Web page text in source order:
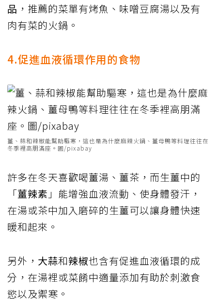
品 ，推薦的菜單有烤魚、味噌豆腐湯以及有
肉有菜的火鍋。
4.促進血液循環作用的食物
薑、蒜和辣椒能幫助驅寒，這也是為什麼麻辣火鍋、薑母鴨等料理往往在
冬季裡高朋滿座。圖/pixabay
許多在冬天喜歡喝薑湯、薑茶，而生薑中的
「薑辣素 」能增強血液流動、使身體發汗，
在湯或茶中加入磨碎的生薑可以讓身體快速
暖和起來。
另外， 大蒜和辣椒也含有促進血液循環的成
分，在湯裡或菜餚中適量添加有助於刺激食
慾以及禦寒。